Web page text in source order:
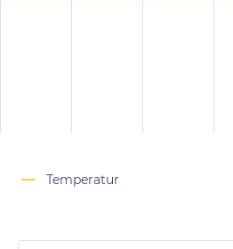
Temperatur